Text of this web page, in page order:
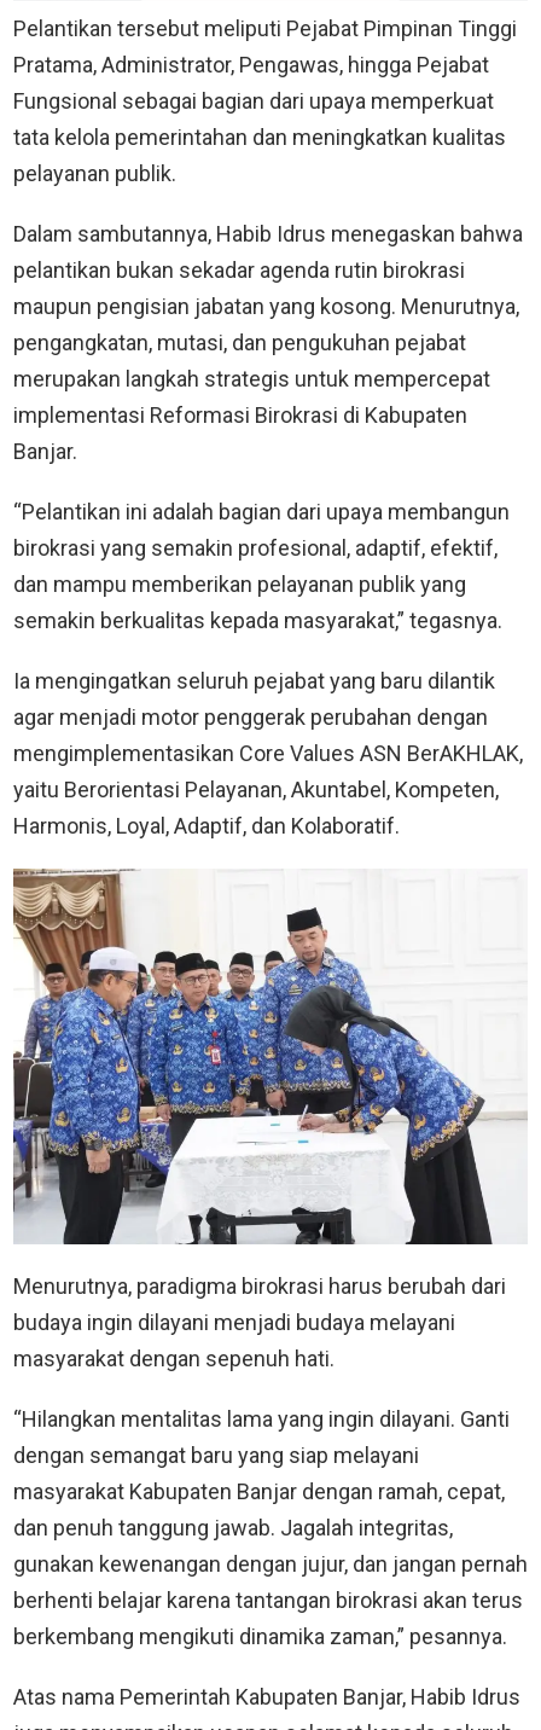
Pelantikan tersebut meliputi Pejabat Pimpinan Tinggi
Pratama, Administrator, Pengawas, hingga Pejabat
Fungsional sebagai bagian dari upaya memperkuat
tata kelola pemerintahan dan meningkatkan kualitas
pelayanan publik.
Dalam sambutannya, Habib Idrus menegaskan bahwa
pelantikan bukan sekadar agenda rutin birokrasi
maupun pengisian jabatan yang kosong. Menurutnya,
pengangkatan, mutasi, dan pengukuhan pejabat
merupakan langkah strategis untuk mempercepat
implementasi Reformasi Birokrasi di Kabupaten
Banjar.
“Pelantikan ini adalah bagian dari upaya membangun
birokrasi yang semakin profesional, adaptif, efektif,
dan mampu memberikan pelayanan publik yang
semakin berkualitas kepada masyarakat,” tegasnya.
Ia mengingatkan seluruh pejabat yang baru dilantik
agar menjadi motor penggerak perubahan dengan
mengimplementasikan Core Values ASN BerAKHLAK,
yaitu Berorientasi Pelayanan, Akuntabel, Kompeten,
Harmonis, Loyal, Adaptif, dan Kolaboratif.
Menurutnya, paradigma birokrasi harus berubah dari
budaya ingin dilayani menjadi budaya melayani
masyarakat dengan sepenuh hati.
“Hilangkan mentalitas lama yang ingin dilayani. Ganti
dengan semangat baru yang siap melayani
masyarakat Kabupaten Banjar dengan ramah, cepat,
dan penuh tanggung jawab. Jagalah integritas,
gunakan kewenangan dengan jujur, dan jangan pernah
berhenti belajar karena tantangan birokrasi akan terus
berkembang mengikuti dinamika zaman,” pesannya.
Atas nama Pemerintah Kabupaten Banjar, Habib Idrus